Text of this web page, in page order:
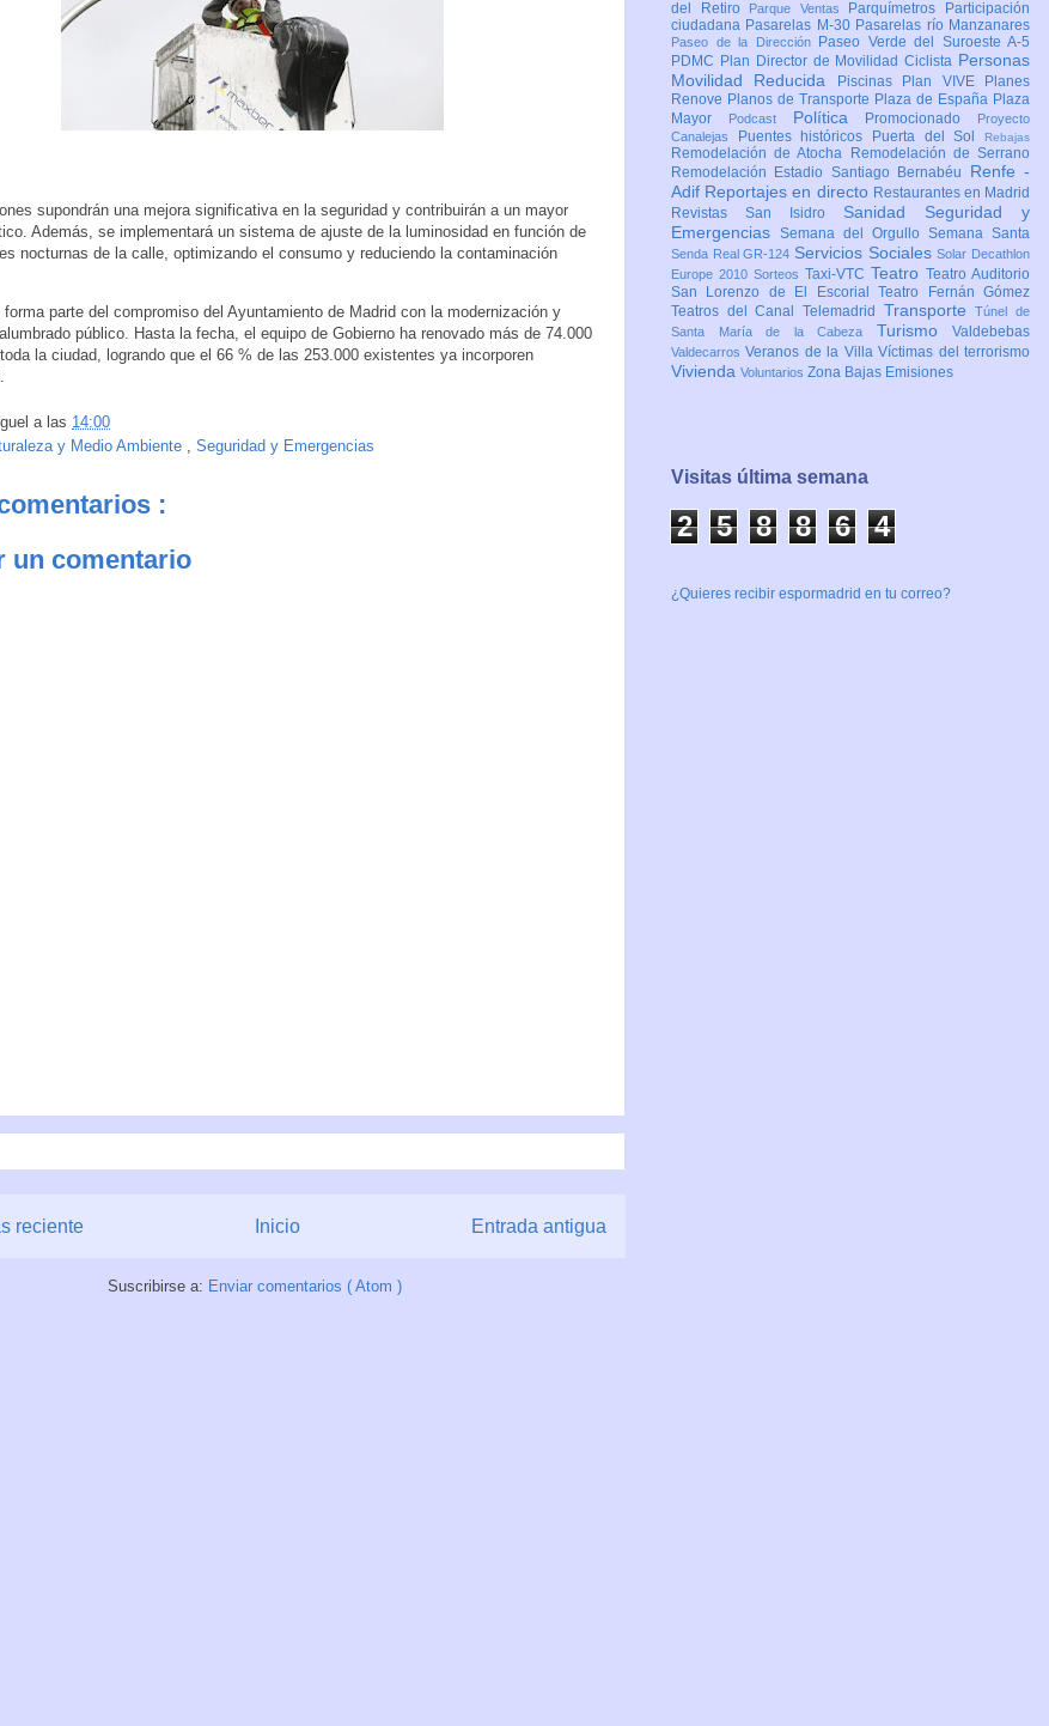
supondrán una mejora significativa en la seguridad y contribuirán a un mayor
Además, se implementará un sistema de ajuste de la luminosidad en función de
nocturnas de la calle, optimizando el consumo y reduciendo la contaminación
parte del compromiso del Ayuntamiento de Madrid con la modernización y
público. Hasta la fecha, el equipo de Gobierno ha renovado más de 74.000
la ciudad, logrando que el 66 % de las 253.000 existentes ya incorporen
a las 14:00
y Medio Ambiente , Seguridad y Emergencias
:
un comentario
reciente Entrada antigua
Inicio
Suscribirse a: Enviar comentarios ( Atom )
del Retiro
Parque Ventas Parquímetros
Participación
ciudadana Pasarelas M-30 Pasarelas río Manzanares
Paseo de la Dirección
Paseo Verde del Suroeste A-5
PDMC Plan Director de Movilidad Ciclista Personas
Movilidad Reducida
Piscinas Plan VIVE
Planes
Renove Planos de Transporte Plaza de España Plaza
Mayor
Podcast Política Promocionado
Proyecto
Canalejas
Puentes históricos Puerta del Sol Rebajas
Remodelación de Atocha
Remodelación de Serrano
Remodelación Estadio Santiago Bernabéu Renfe -
Adif Reportajes en directo Restaurantes en Madrid
Revistas San Isidro Sanidad Seguridad y
Emergencias Semana del Orgullo Semana Santa
Senda Real GR-124 Servicios SocialesSolar Decathlon
Europe 2010 Sorteos Taxi-VTC Teatro Teatro Auditorio
San Lorenzo de El EscorialTeatro Fernán Gómez
Teatros del Canal Telemadrid TransporteTúnel de
Santa María de la Cabeza Turismo Valdebebas
ValdecarrosVeranos de la VillaVíctimas del terrorismo
Vivienda Voluntarios Zona Bajas Emisiones
Visitas última semana
2 5 8 8 6 5
¿Quieres recibir espormadrid en tu correo?